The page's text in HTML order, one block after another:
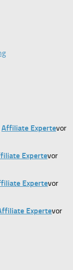
Affiliate Expertevor
Expertevor
Expertevor
Expertevor